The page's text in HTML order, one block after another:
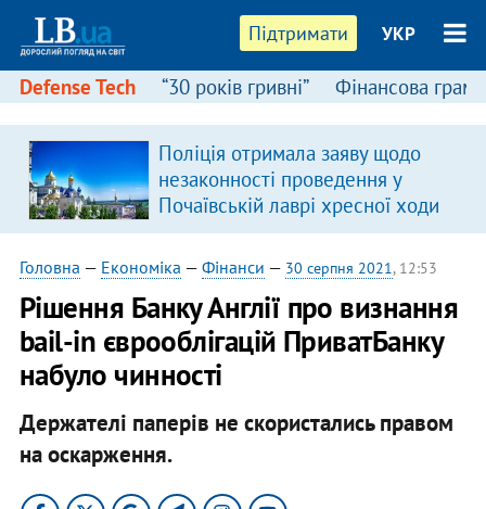
Підтримати УКР
Defense Tech “30 років гривні” Фінансова
Поліція отримала заяву щодо
незаконності проведення у
Почаївській лаврі хресної ходи
Головна — Економіка — Фінанси — 30 серпня 2021, 12:53
Рішення Банку Англії про визнання
bail-in єврооблігацій ПриватБанку
набуло чинності
Держателі паперів не скористались правом
на оскарження.